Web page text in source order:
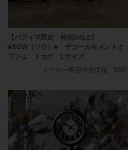
【パディマ限定 特別SALE】
■SOW（ソウ）■ デコールセメントオ
ブジェ トカゲ Lサイズ
メーカー希望小売価格
500円